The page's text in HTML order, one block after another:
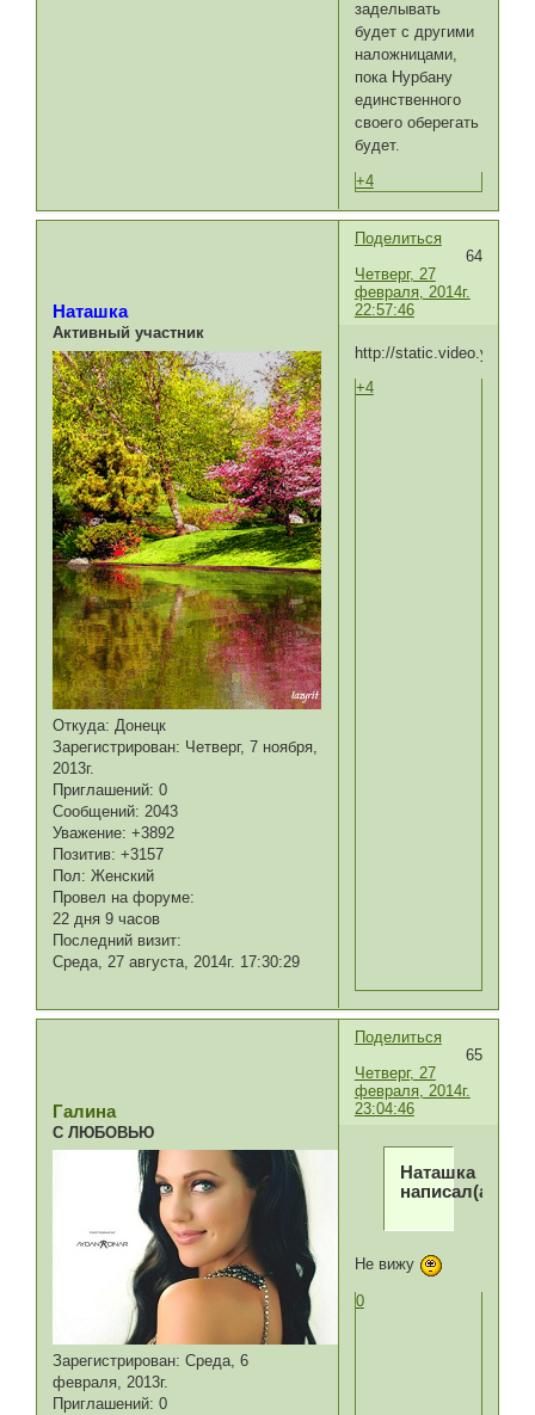
заделывать
будет с другими
наложницами,
пока Нурбану
единственного
своего оберегать
будет.
+4
Поделиться
64
Четверг, 27
февраля, 2014г.
22:57:46
Наташка
Активный участник
Откуда: Донецк
Зарегистрирован: Четверг, 7 ноября,
2013г.
Приглашений: 0
Сообщений: 2043
Уважение: +3892
Позитив: +3157
Пол: Женский
Провел на форуме:
22 дня 9 часов
Последний визит:
Среда, 27 августа, 2014г. 17:30:29
http://
+4
Поделиться
65
Четверг, 27
февраля, 2014г.
23:04:46
Галина
С ЛЮБОВЬЮ
Зарегистрирован: Среда, 6
февраля, 2013г.
Приглашений: 0
Наташка
написал(а):
Не вижу
0